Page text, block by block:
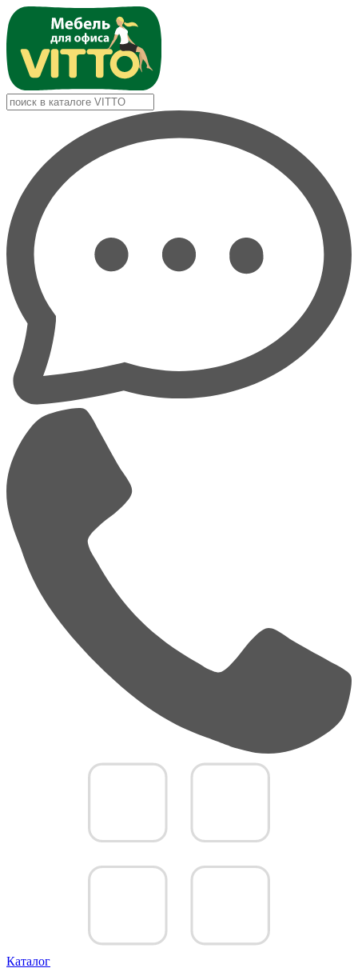
Каталог